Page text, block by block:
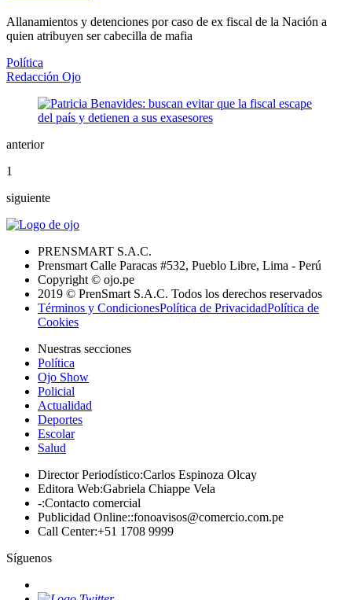
Allanamientos y detenciones por caso de ex fiscal de la Nación a
quien atribuyen ser cabecilla de mafia
Política
Redacción Ojo
anterior
1
siguiente
PRENSMART S.A.C.
Prensmart Calle Paracas #532, Pueblo Libre, Lima - Perú
Copyright © ojo.pe
2019 © PrenSmart S.A.C. Todos los derechos reservados
Términos y CondicionesPolítica de PrivacidadPolítica de
Cookies
Nuestras secciones
Política
Ojo Show
Policial
Actualidad
Deportes
Escolar
Salud
Director Periodístico:Carlos Espinoza Olcay
Editora Web:Gabriela Chiappe Vela
-:Contacto comercial
Publicidad Online::fonoavisos@comercio.com.pe
Call Center:+51 1708 9999
Síguenos